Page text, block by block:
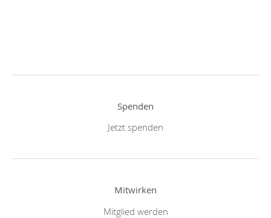
Spenden
Jetzt spenden
Mitwirken
Mitglied werden